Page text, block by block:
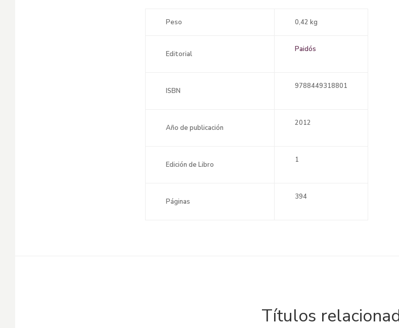
Peso 0,42 kg
Editorial
Paidós
ISBN
9788449318801
Año de publicación
2012
Edición de Libro
1
Páginas
394
Títulos